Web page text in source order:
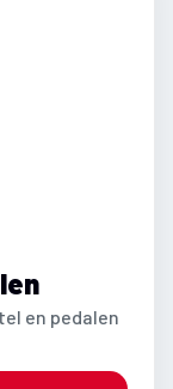
en pedalen